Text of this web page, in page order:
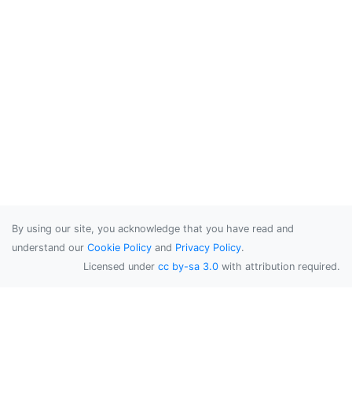
By using our site, you acknowledge that you have read and
understand our Cookie Policy and Privacy Policy.
Licensed under cc by-sa 3.0 with attribution required.